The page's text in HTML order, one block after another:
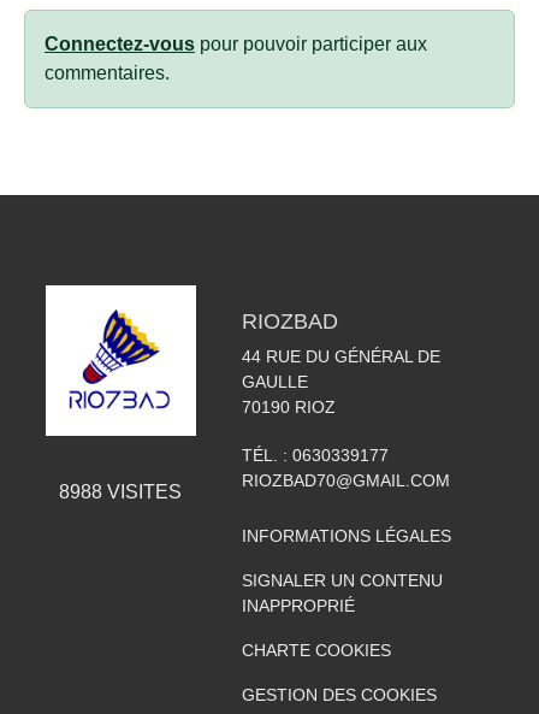
Connectez-vous pour pouvoir participer aux
commentaires.
8988 VISITES
RIOZBAD
44 RUE DU GÉNÉRAL DE
GAULLE
70190 RIOZ
TÉL. : 0630339177
RIOZBAD70@GMAIL.COM
INFORMATIONS LÉGALES
SIGNALER UN CONTENU
INAPPROPRIÉ
CHARTE COOKIES
GESTION DES COOKIES